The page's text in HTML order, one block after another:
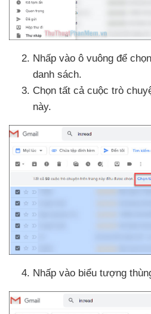
Nhấp vào ô vuông để chọn
danh sách.
Chọn tất cả cuộc trò
này.
Nhấp vào biểu tượng